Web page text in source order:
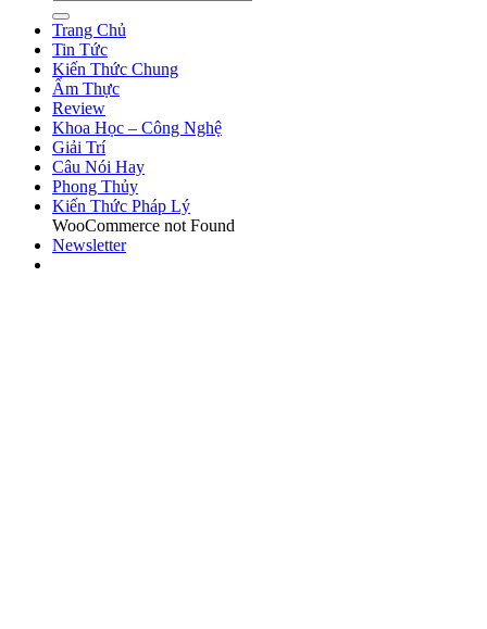
Trang Chủ
Tin Tức
Kiến Thức Chung
Ẩm Thực
Review
Khoa Học – Công Nghệ
Giải Trí
Câu Nói Hay
Phong Thủy
Kiến Thức Pháp Lý
WooCommerce not Found
Newsletter